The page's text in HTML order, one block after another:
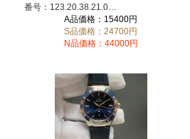
番号：123.20.38.21.06.002
A品価格：15400円
S品価格：24700円
N品価格：44000円